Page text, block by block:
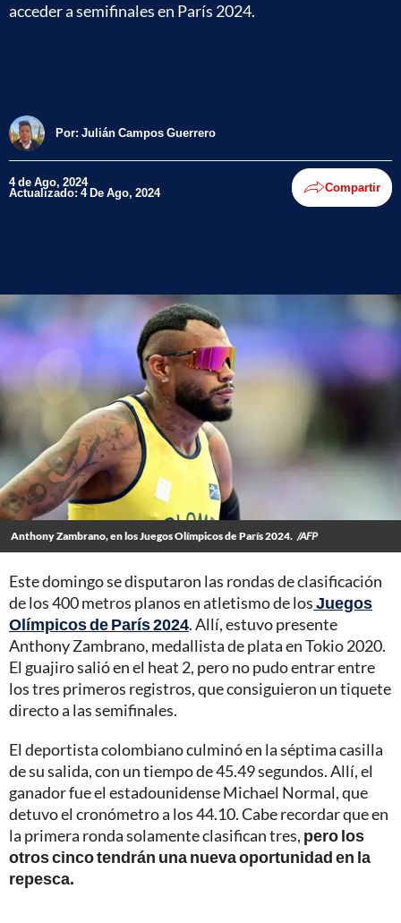
acceder a semifinales en París 2024.
Por: Julián Campos Guerrero
4 de Ago, 2024
Actualizado: 4 De Ago, 2024 Compartir
Anthony Zambrano, en los Juegos Olímpicos de París 2024. /AFP
Este domingo se disputaron las rondas de clasificación
de los 400 metros planos en atletismo de losJuegos
Olímpicos de París 2024. Allí, estuvo presente
Anthony Zambrano, medallista de plata en Tokio 2020.
El guajiro salió en el heat 2, pero no pudo entrar entre
los tres primeros registros, que consiguieron un tiquete
directo a las semifinales.
El deportista colombiano culminó en la séptima casilla
de su salida, con un tiempo de 45.49 segundos. Allí, el
ganador fue el estadounidense Michael Normal, que
detuvo el cronómetro a los 44.10. Cabe recordar que en
la primera ronda solamente clasifican tres, pero los
otros cinco tendrán una nueva oportunidad en la
repesca.